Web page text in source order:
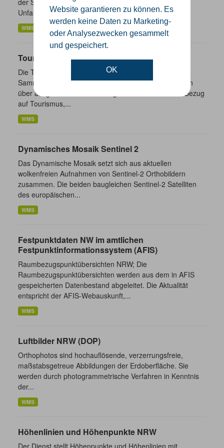
Website garantieren zu können. Es
werden keine Daten zu Marketing-
oder Analysezwecken gesammelt
und gespeichert.
OK
der Straßenverkehrsunfälle. Diese basiert auf den
Unfallmeldungen der...
WMS
Touristik- und Freizeitinformationen NRW
Die Touristik- und Freizeitinformationen NRW sind eine
Sammlung von Daten des Landes Nordrhein-Westfalen
über ausgewählte freizeitbezogene Informationen in Bezug
auf Tourismus,...
WMS
Dynamisches Mosaik Sentinel 2
Das Dynamische Mosaik setzt sich aus aktuellen
wolkenfreien Aufnahmen von Sentinel-2 Orthobildern
zusammen. Die beiden baugleichen Sentinel-2 Satelliten
des europäischen...
WMS
Festpunktdaten NW im amtlichen
Festpunktinformationssystem (AFIS)
Raumbezugspunktübersichten NRW; Die
Raumbezugspunktübersichten werden aus dem in AFIS
gespeicherten Datenbestand abgeleitet. Die Aktualität
entspricht der AFIS-Webauskunft,...
WMS
Luftbilder NRW (DOP)
Orthophotos sind hochauflösende, verzerrungsfreie,
maßstabsgetreue Abbildungen der Erdoberfläche. Sie
werden durch photogrammetrische Verfahren in Kenntnis
der...
WMS
Höhenlinien und Höhenpunkte NRW
Der Dienst stellt Höhenpunkte und Höhenlinien mit